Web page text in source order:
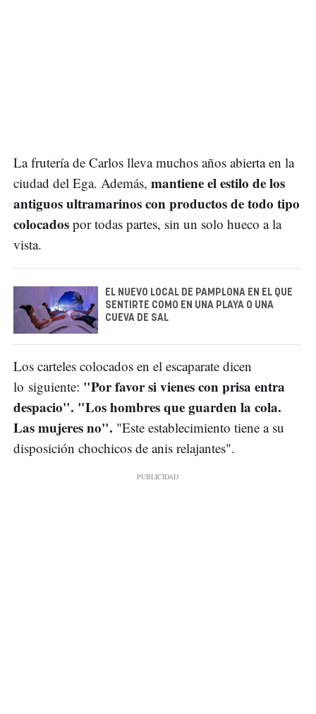
La frutería de Carlos lleva muchos años abierta en la
ciudad del Ega. Además, mantiene el estilo de los
antiguos ultramarinos con productos de todo tipo
colocados por todas partes, sin un solo hueco a la
vista.
EL NUEVO LOCAL DE PAMPLONA EN EL QUE
SENTIRTE COMO EN UNA PLAYA O UNA
CUEVA DE SAL
Los carteles colocados en el escaparate dicen
lo siguiente: "Por favor si vienes con prisa entra
despacio". "Los hombres que guarden la cola.
Las mujeres no". "Este establecimiento tiene a su
disposición chochicos de anis relajantes".